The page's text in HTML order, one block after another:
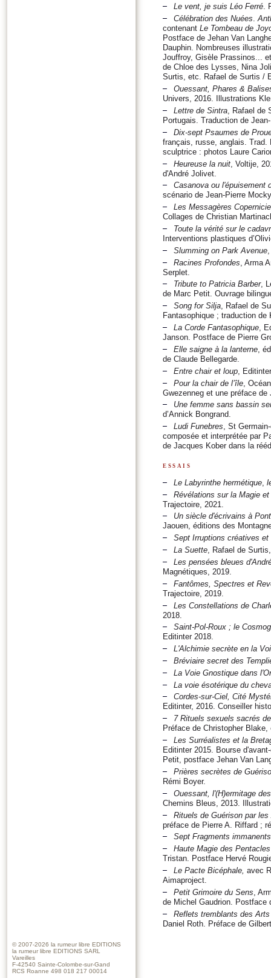
Le vent, je suis Léo Ferré.
Célébration des Nuées.
contenant Le Tombeau de
Postface de Jehan Van
Dauphin. Nombreuses
Jouffroy, Gisèle Prassinos...
de Chloe des Lysses, Nina
Surtis, etc. Rafael de Surtis /
Ouessant, Phares &
Univers, 2016. Illustrations
Lettre de Sintra , Rafael
Portugais. Traduction de
Dix-sept Psaumes de
français, russe, anglais. Trad.
sculptrice : photos Laure
Heureuse la nuit , Voltije,
d'André Jolivet.
Casanova ou l'épuisement
scénario de Jean-Pierre
Les Messagères
Collages de Christian
Toute la vérité sur le
Interventions plastiques
Slumming on Park Avenue
Racines Profondes , Arma
Serplet.
Tribute to Patricia Barber,
de Marc Petit. Ouvrage
Song for Silja, Rafael de
Fantasophique ; traduction
La Corde Fantasophique,
Janson. Postface de Pierre
Elle saigne à la lanterne ,
de Claude Bellegarde.
Entre chair et loup ,
Pour la chair de l’île ,
Gwezenneg et une préface de
Une femme sans bassin
d’Annick Bongrand.
Ludi Funebres, St
composée et interprétée par
de Jacques Kober dans la
essais
Le Labyrinthe hermétique
Révélations sur la Magie
Trajectoire, 2021.
Un siècle d'écrivains à
Jaouen, éditions des
Sept Irruptions créatives et
La Suette, Rafael de
Les pensées bleues
Magnétiques, 2019.
Fantômes, Spectres et
Trajectoire, 2019.
Les Constellations de
2018.
Saint-Pol-Roux ; le
Editinter 2018.
L'Alchimie secrète en la
Bréviaire secret des
La Voie Gnostique dans
La voie ésotérique du
Cordes-sur-Ciel, Cité
Editinter, 2016. Conseiller
7 Rituels sexuels sacrés
Préface de Christopher
Les Surréalistes et la
Editinter 2015. Bourse
Petit, postface Jehan Van
Prières secrètes de
Rémi Boyer.
Ouessant, l'(H)ermitage
Chemins Bleus, 2013.
Rituels de Guérison par
préface de Pierre A. Riffard ;
Sept Fragments
Haute Magie des
Tristan. Postface Hervé
Le Pacte Bicéphale, avec
Aimaproject.
Petit Grimoire du Sens ,
de Michel Gaudrion. Postface
Reflets tremblants des
Daniel Roth. Préface de
© 2007-2026 la rumeur libre EDITIONS
la rumeur libre EDITIONS SARL
Vareilles
F-42540 Sainte-Colombe-sur-Gand
RCS Roanne 498 018 217 00014